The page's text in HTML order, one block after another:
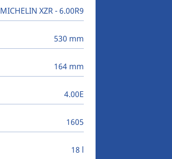
MICHELIN XZR - 6.00R9
530 mm
164 mm
4.00E
1605
18 l